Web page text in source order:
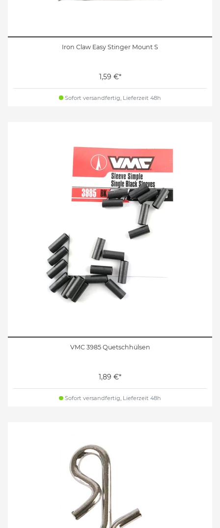
Iron Claw Easy Stinger Mount S
1,59 €*
Sofort versandfertig, Lieferzeit 48h
VMC 3985 Quetschhülsen
1,89 €*
Sofort versandfertig, Lieferzeit 48h